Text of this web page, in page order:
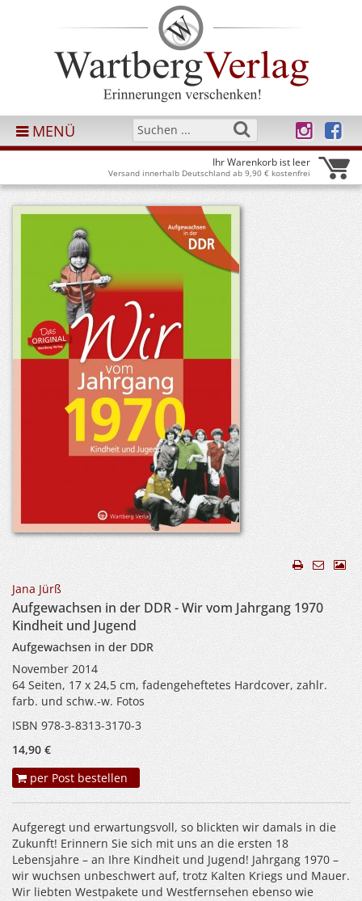
MENÜ
Ihr Warenkorb ist leer
Versand innerhalb Deutschland ab 9,90 € kostenfrei
Jana Jürß
Aufgewachsen in der DDR - Wir vom Jahrgang 1970
Kindheit und Jugend
Aufgewachsen in der DDR
November 2014
64 Seiten, 17 x 24,5 cm, fadengeheftetes Hardcover, zahlr.
farb. und schw.-w. Fotos
ISBN 978-3-8313-3170-3
14,90 €
per Post bestellen
Aufgeregt und erwartungsvoll, so blickten wir damals in die
Zukunft! Erinnern Sie sich mit uns an die ersten 18
Lebensjahre – an Ihre Kindheit und Jugend! Jahrgang 1970 –
wir wuchsen unbeschwert auf, trotz Kalten Kriegs und Mauer.
Wir liebten Westpakete und Westfernsehen ebenso wie